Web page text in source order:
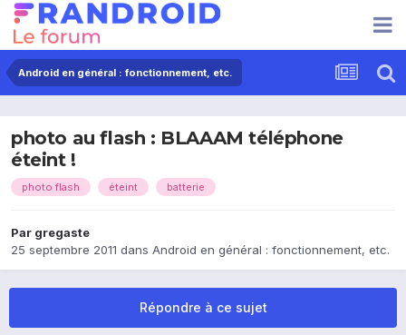
Android en général : fonctionnement, etc.
photo au flash : BLAAAM téléphone
éteint !
photo flash éteint batterie
Par gregaste
25 septembre 2011 dans Android en général : fonctionnement, etc.
Répondre à ce sujet